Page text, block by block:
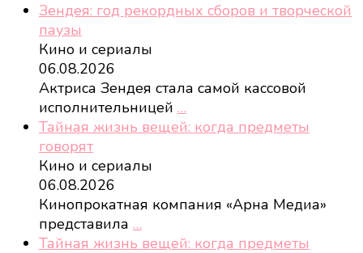
Зендея: год рекордных сборов и творческой
паузы
Кино и сериалы
06.08.2026
Актриса Зендея стала самой кассовой
исполнительницей …
Тайная жизнь вещей: когда предметы
говорят
Кино и сериалы
06.08.2026
Кинопрокатная компания «Арна Медиа»
представила …
Тайная жизнь вещей: когда предметы